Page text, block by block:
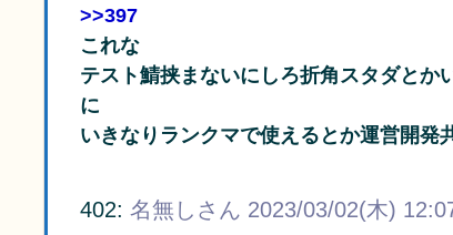
>>397
これな
テスト鯖挟まないにしろ折角スタダとか
に
いきなりランクマで使えるとか運営開発
402: 名無しさん 2023/03/02(木)